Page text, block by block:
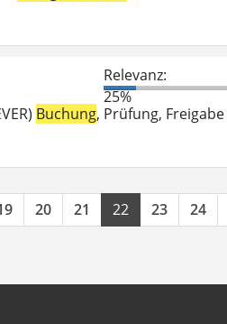
Relevanz:
25%
Buchung, Prüfung, Freigabe
20 21 22 23 24